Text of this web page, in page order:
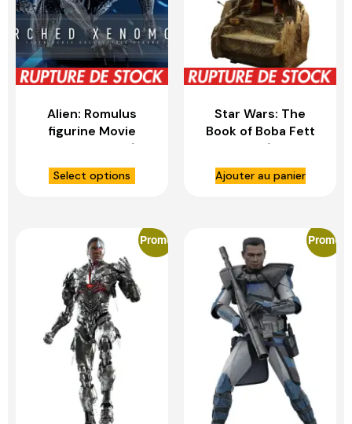
Alien: Romulus
figurine Movie
Masterpiece 1/6
Scorched
Xenomorph – HOT
Select options
Star Wars: The
Book of Boba Fett
figurine 1/4 Boba
Fett (Deluxe
Version)- HOT
Ajouter au panier
Promo Promo